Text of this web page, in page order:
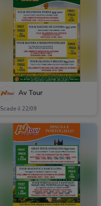
Av Tour
Scade il 22/09